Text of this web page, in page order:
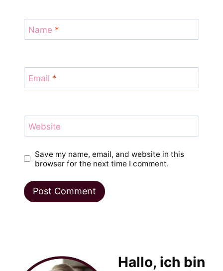
Name *
Email *
Website
Save my name, email, and website in this
browser for the next time I comment.
Hallo, ich bin